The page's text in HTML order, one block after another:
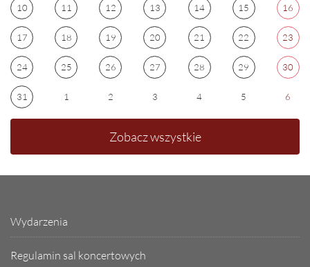
10 11 12 13 14 15 16
17 18 19 20 21 22 23
24 25 26 27 28 29 30
31 1 2 3 4 5 6
Zobacz wszystkie
Wydarzenia
Regulamin sal koncertowych